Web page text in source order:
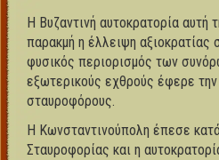
Η Βυζαντινή αυτοκρατορία αυτή
παρακμή η έλλειψη αξιοκρατίας
φυσικός περιορισμός των
εξωτερικούς εχθρούς έφερε
σταυροφόρους.
Η Κωνσταντινούπολη έπεσε κατά
Σταυροφορίας και η